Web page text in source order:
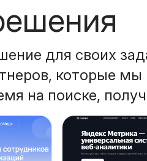
для своих
которые
на поиске,